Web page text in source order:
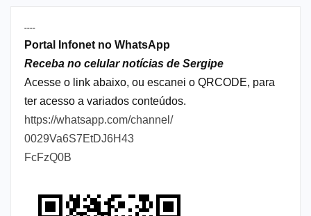
----
Portal Infonet no WhatsApp
Receba no celular notícias de Sergipe
Acesse o link abaixo, ou escanei o QRCODE, para
ter acesso a variados conteúdos.
https://whatsapp.com/channel/
0029Va6S7EtDJ6H43
FcFzQ0B